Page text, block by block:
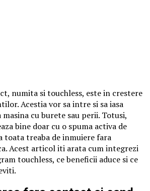
numita si touchless, este in crestere
Acestia vor sa intre si sa iasa
cu burete sau perii. Totusi,
bine doar cu o spuma activa de
toata treaba de inmuiere fara
Acest articol iti arata cum integrezi
touchless, ce beneficii aduce si ce